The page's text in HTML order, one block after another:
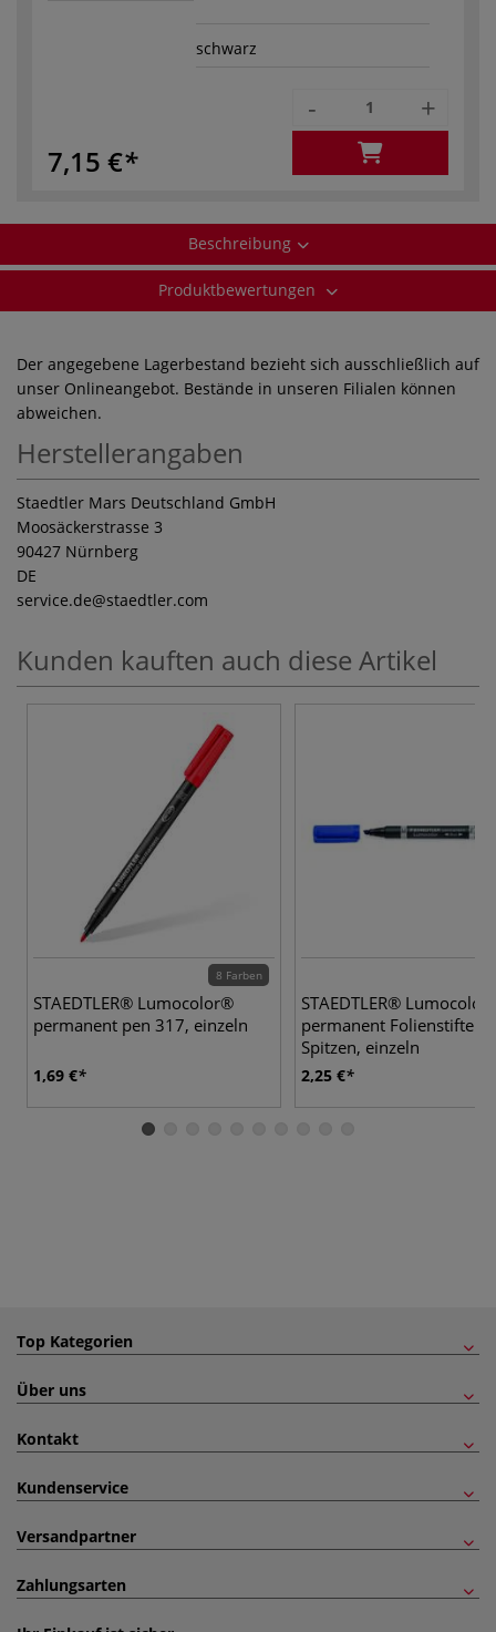
schwarz
7,15 €
- +
Beschreibung
Produktbewertungen
Der angegebene Lagerbestand bezieht sich ausschließlich auf
unser Onlineangebot. Bestände in unseren Filialen können
abweichen.
Herstellerangaben
Staedtler Mars Deutschland GmbH
Moosäckerstrasse 3
90427 Nürnberg
DE
service.de@staedtler.com
Kunden kauften auch diese Artikel
8 Farben
STAEDTLER® Lumocolor®
permanent pen 317, einzeln
1,69 €
STAEDTLER® Lumocolor
permanent Folienstifte
Spitzen, einzeln
2,25 €
Top Kategorien
Über uns
Kontakt
Kundenservice
Versandpartner
Zahlungsarten